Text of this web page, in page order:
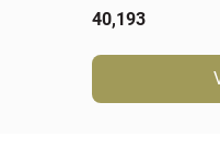
40,193